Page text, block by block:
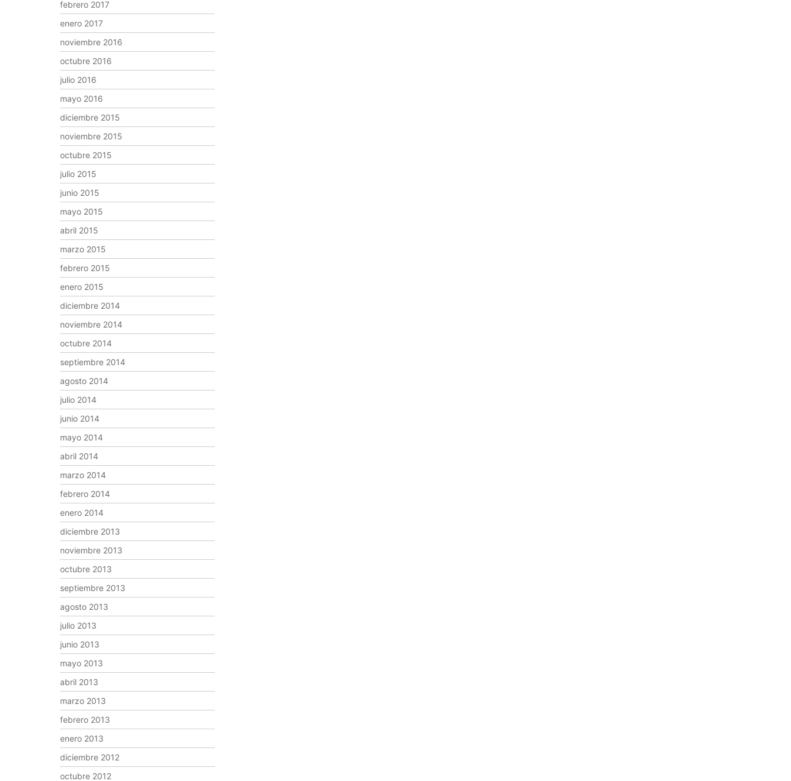
febrero 2017
enero 2017
noviembre 2016
octubre 2016
julio 2016
mayo 2016
diciembre 2015
noviembre 2015
octubre 2015
julio 2015
junio 2015
mayo 2015
abril 2015
marzo 2015
febrero 2015
enero 2015
diciembre 2014
noviembre 2014
octubre 2014
septiembre 2014
agosto 2014
julio 2014
junio 2014
mayo 2014
abril 2014
marzo 2014
febrero 2014
enero 2014
diciembre 2013
noviembre 2013
octubre 2013
septiembre 2013
agosto 2013
julio 2013
junio 2013
mayo 2013
abril 2013
marzo 2013
febrero 2013
enero 2013
diciembre 2012
octubre 2012